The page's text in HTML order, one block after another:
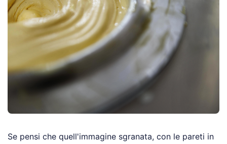
Se pensi che quell'immagine sgranata, con le pareti in